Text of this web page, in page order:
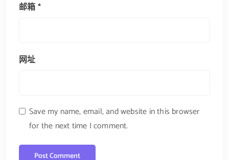
邮箱*
网址
Save my name, email, and website in this browser
for the next time I comment.